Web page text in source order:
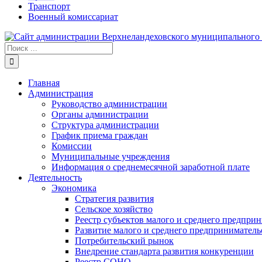
Транспорт
Военный комиссариат
Результат
поиска:
Главная
Администрация
Руководство администрации
Органы администрации
Структура администрации
График приема граждан
Комиссии
Муниципальные учреждения
Информация о среднемесячной заработной плате
Деятельность
Экономика
Стратегия развития
Сельское хозяйство
Реестр субъектов малого и среднего
Развитие малого и среднего
Потребительский рынок
Внедрение стандарта развития конкуренции